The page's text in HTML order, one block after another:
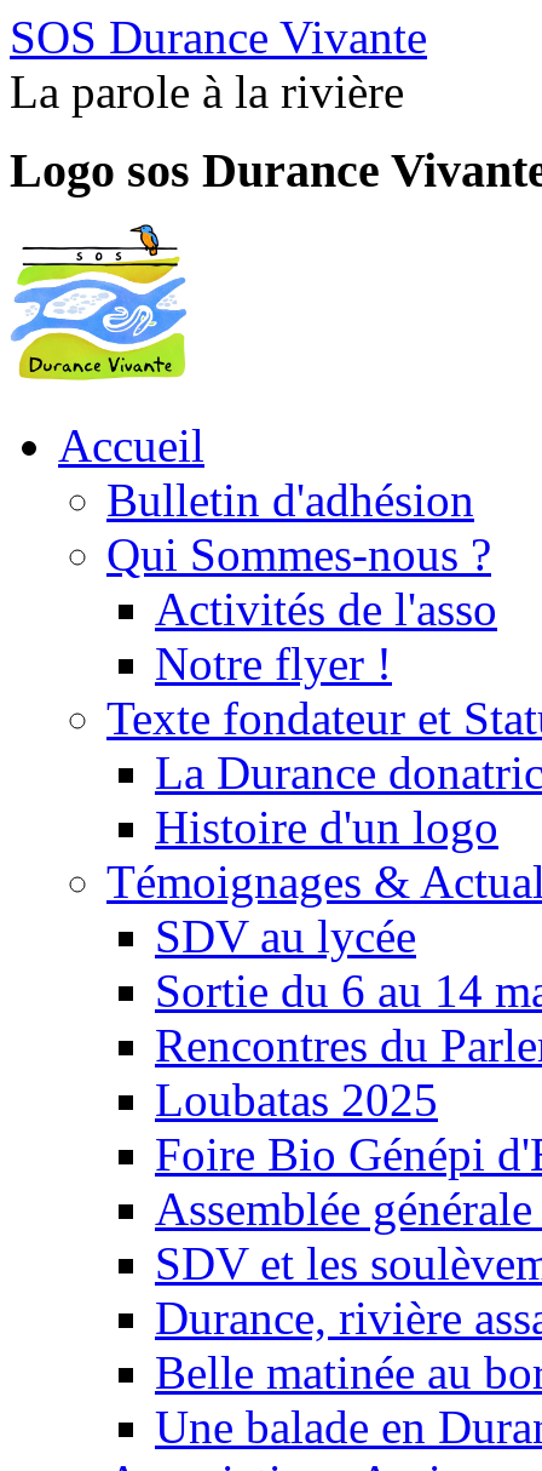
SOS Durance Vivante
La parole à la rivière
Logo sos Durance
Accueil
Bulletin d'adhésion
Qui Sommes-nous ?
Activités de l'asso
Notre flyer !
Texte fondateur et
La Durance
Histoire d'un logo
Témoignages &
SDV au lycée
Sortie du 6 au 14
Rencontres du
Loubatas 2025
Foire Bio Génépi
Assemblée
SDV et les
Durance, rivière
Belle matinée au
Une balade en